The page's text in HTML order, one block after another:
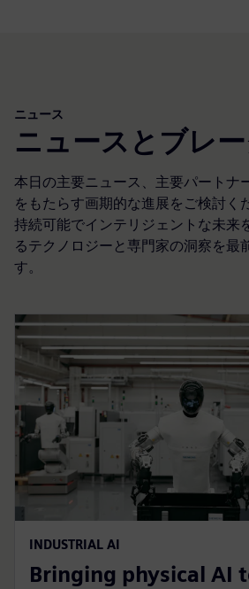
ニュース
ニュースとブレ
本日の主要ニュース、主要パートナ
をもたらす画期的な進展をご検討く
持続可能でインテリジェントな未来
るテクノロジーと専門家の洞察を最
す。
INDUSTRIAL AI
Bringing physical AI